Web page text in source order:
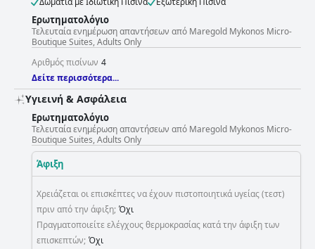
Ερωτηματολόγιο
Τελευταία ενημέρωση απαντήσεων από Maregold Mykonos Micro-
Boutique Suites, Adults Only
Αριθμός πισίνων 4
Δείτε περισσότερα...
Υγιεινή & Ασφάλεια
Ερωτηματολόγιο
Τελευταία ενημέρωση απαντήσεων από Maregold Mykonos Micro-
Boutique Suites, Adults Only
Άφιξη
Χρειάζεται οι επισκέπτες να έχουν πιστοποιητικά υγείας (τεστ)
πριν από την άφιξη; Όχι
Πραγματοποιείτε ελέγχους θερμοκρασίας κατά την άφιξη των
επισκεπτών; Όχι